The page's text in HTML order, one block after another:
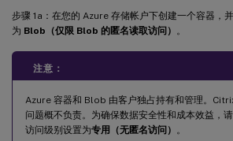
步骤 1a：在您的 Azure 存储帐户下创建一个容器，
为 Blob（仅限 Blob 的匿名读取访问） 。
注意：
Azure 容器和 Blob 由客户独占持有和管理。
问题概不负责。为确保数据安全性和成本效益，
访问级别设置为专用（无匿名访问） 。